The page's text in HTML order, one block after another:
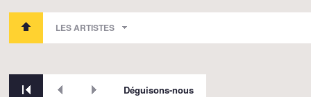
LES ARTISTES
Déguisons-nous